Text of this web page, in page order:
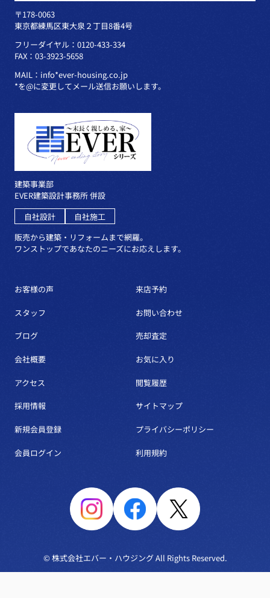
〒178-0063
東京都練馬区東大泉２丁目8番4号
フリーダイヤル：0120-433-334
FAX：03-3923-5658
MAIL：info*ever-housing.co.jp
*を@に変更してメール送信お願いします。
建築事業部
EVER建築設計事務所 併設
自社設計
自社施工
販売から建築・リフォームまで網羅。
ワンストップであなたのニーズにお応えします。
お客様の声
スタッフ
ブログ
会社概要
アクセス
採用情報
新規会員登録
会員ログイン
来店予約
お問い合わせ
売却査定
お気に入り
閲覧履歴
サイトマップ
プライバシーポリシー
利用規約
© 株式会社エバー・ハウジング All Rights Reserved.